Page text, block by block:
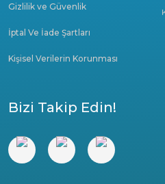
Gizlilik ve Güvenlik
İptal Ve İade Şartları
Kişisel Verilerin Korunması
Bizi Takip Edin!